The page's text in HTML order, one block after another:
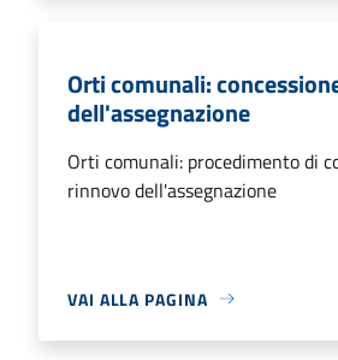
Orti comunali:
dell'assegnazione
Orti comunali: procedimento di
rinnovo dell'assegnazione
VAI ALLA PAGINA